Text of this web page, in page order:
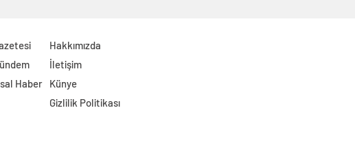
Haber
Hakkımızda
İletişim
Künye
Gizlilik Politikası